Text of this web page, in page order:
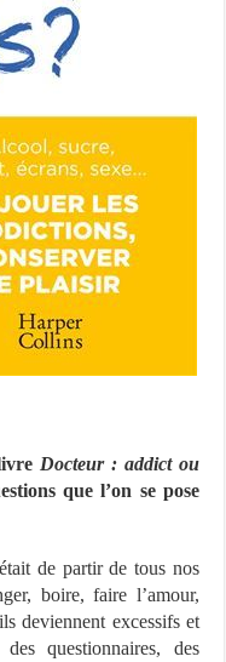
Docteur : addict ou
que l’on se pose
de partir de tous nos
boire, faire l’amour,
deviennent excessifs et
questionnaires, des